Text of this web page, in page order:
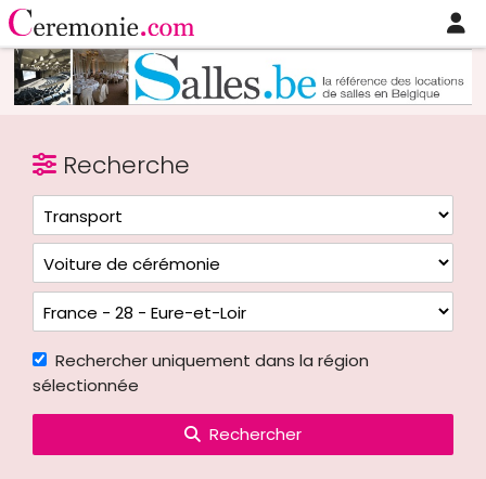
Recherche
Rechercher uniquement dans la région
sélectionnée
Rechercher